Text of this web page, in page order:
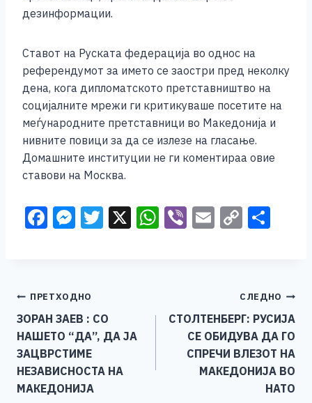
дезинформации.
Ставот на Руската федерација во однос на
референдумот за името се заостри пред неколку
дена, кога дипломатското претставништво на
социјалните мрежи ги критикуваше посетите на
меѓународните претставници во Македонија и
нивните повици за да се излезе на гласање.
Домашните институции не ги коментираа овие
ставови на Москва.
F
b
o
o
k
M
n
g
er
T X W
A
p
Vi E C
Li
n
k
Навигација
на
напис
ПРЕТХОДНО
ЗОРАН ЗАЕВ : СО
НАШЕТО “ДА”, ДА ЈА
ЗАЦВРСТИМЕ
НЕЗАВИСНОСТА НА
МАКЕДОНИЈА
СЛЕДНО
СТОЛТЕНБЕРГ: РУСИЈА
СЕ ОБИДУВА ДА ГО
СПРЕЧИ ВЛЕЗОТ НА
МАКЕДОНИЈА ВО
НАТО